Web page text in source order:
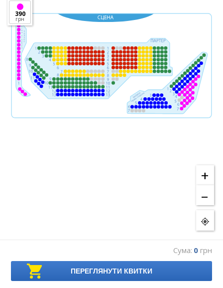
390
грн
+
–
Сума: 0грн
ПЕРЕГЛЯНУТИ КВИТКИ